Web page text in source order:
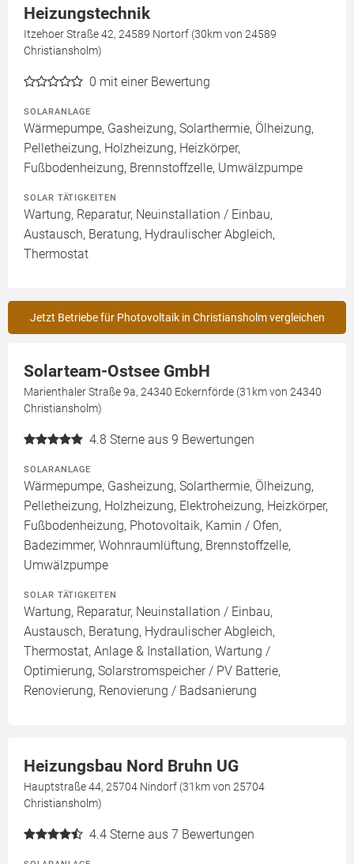
Heizungstechnik
Itzehoer Straße 42, 24589 Nortorf (30km von 24589
Christiansholm)
0 mit einer Bewertung
SOLARANLAGE
Wärmepumpe, Gasheizung, Solarthermie, Ölheizung,
Pelletheizung, Holzheizung, Heizkörper,
Fußbodenheizung, Brennstoffzelle, Umwälzpumpe
SOLAR TÄTIGKEITEN
Wartung, Reparatur, Neuinstallation / Einbau,
Austausch, Beratung, Hydraulischer Abgleich,
Thermostat
Jetzt Betriebe für Photovoltaik in Christiansholm vergleichen
Solarteam-Ostsee GmbH
Marienthaler Straße 9a, 24340 Eckernförde (31km von 24340
Christiansholm)
4.8 Sterne aus 9 Bewertungen
SOLARANLAGE
Wärmepumpe, Gasheizung, Solarthermie, Ölheizung,
Pelletheizung, Holzheizung, Elektroheizung, Heizkörper,
Fußbodenheizung, Photovoltaik, Kamin / Ofen,
Badezimmer, Wohnraumlüftung, Brennstoffzelle,
Umwälzpumpe
SOLAR TÄTIGKEITEN
Wartung, Reparatur, Neuinstallation / Einbau,
Austausch, Beratung, Hydraulischer Abgleich,
Thermostat, Anlage & Installation, Wartung /
Optimierung, Solarstromspeicher / PV Batterie,
Renovierung, Renovierung / Badsanierung
Heizungsbau Nord Bruhn UG
Hauptstraße 44, 25704 Nindorf (31km von 25704
Christiansholm)
4.4 Sterne aus 7 Bewertungen